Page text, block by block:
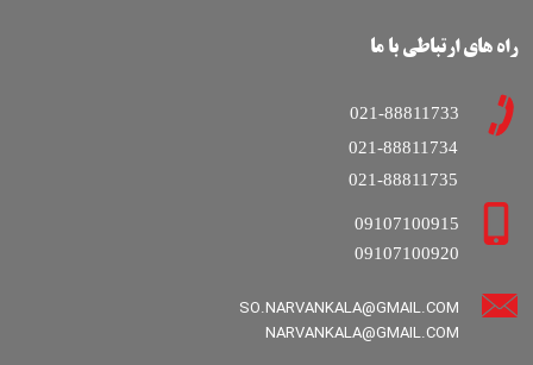
راه های ارتباطی با ما
021-88811733
021-88811734
021-88811735
09107100915
09107100920
SO.NARVANKALA@GMAIL.COM
​​​​​​​NARVANKALA@GMAIL.COM